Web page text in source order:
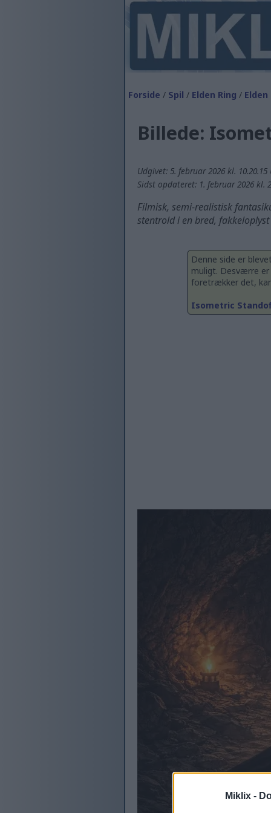
Miklix -
Forside / Spil / Elden Ring /
Billede:
Udgivet: 5. februar 2026 kl. 10.20.15
Sidst opdateret: 1. februar 2026 kl.
Filmisk, semi-realistisk
stentrold i en bred,
Denne side er
muligt. Desværre
foretrækker det,
Isometric